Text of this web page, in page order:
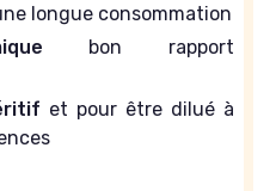
longue consommation
bon rapport
et pour être dilué à